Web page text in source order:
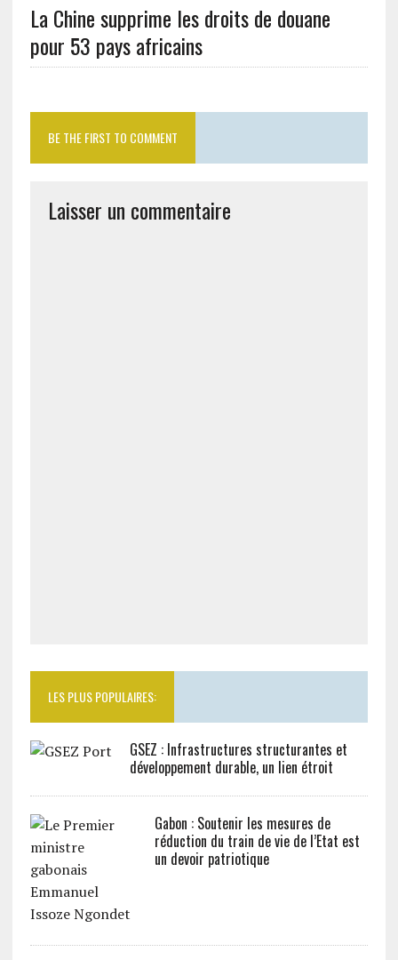
La Chine supprime les droits de douane
pour 53 pays africains
BE THE FIRST TO COMMENT
Laisser un commentaire
LES PLUS POPULAIRES:
GSEZ : Infrastructures structurantes et
développement durable, un lien étroit
Gabon : Soutenir les mesures de
réduction du train de vie de l’Etat est
un devoir patriotique